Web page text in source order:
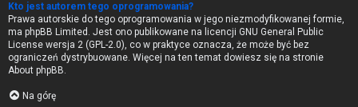
Kto jest autorem tego oprogramowania?
Prawa autorskie do tego oprogramowania w jego niezmodyfikowanej formie,
ma phpBB Limited . Jest ono publikowane na licencji GNU General Public
License wersja 2 (GPL-2.0), co w praktyce oznacza, że może być bez
ograniczeń dystrybuowane. Więcej na ten temat dowiesz się na stronie
About phpBB.
Na górę